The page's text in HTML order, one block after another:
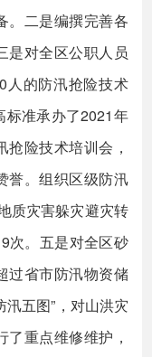
。二是编撰完善各
是对全区公职人员
人的防汛抢险技术
标准承办了2021年
险技术培训会，
誉。组织区级防汛
质灾害躲灾避灾转
次。五是对全区砂
过省市防汛物资储
五图”，对山洪灾
重点维修维护，